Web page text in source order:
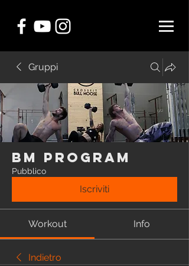
Gruppi
BM Program
Pubblico
Iscriviti
Workout Info
Indietro